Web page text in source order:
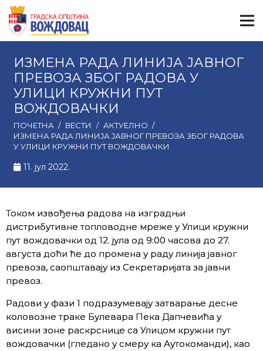
ИЗМЕНА РАДА ЛИНИЈА ЈАВНОГ
ПРЕВОЗА ЗБОГ РАДОВА У
УЛИЦИ КРУЖНИ ПУТ
ВОЖДОВАЧКИ
ПОЧЕТНА / ВЕСТИ / АКТУЕЛНО /
ИЗМЕНА РАДА ЛИНИЈА ЈАВНОГ ПРЕВОЗА ЗБОГ РАДОВА
У УЛИЦИ КРУЖНИ ПУТ ВОЖДОВАЧКИ
11. јул 2022.
Током извођења радова на изградњи
дистрибутивне топловодне мреже у Улици кружни
пут вождовачки од 12. јула од 9:00 часова до 27.
августа доћи ће до промена у раду линија јавног
превоза, саопштавају из Секретаријата за јавни
превоз.
Радови у фази 1 подразумевају затварање десне
коловозне траке Булевара Пека Дапчевића у
висини зоне раскрснице са Улицом кружни пут
вождовачки (гледано у смеру ка Аутокоманди), као